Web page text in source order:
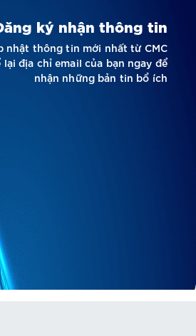
ký nhận thông tin
nhật thông tin mới nhất từ CMC
lại địa chỉ email của bạn ngay để
nhận những bản tin bổ ích